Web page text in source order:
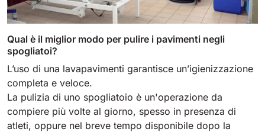
Qual è il miglior modo per pulire i pavimenti negli
spogliatoi?
L’uso di una lavapavimenti garantisce un’igienizzazione
completa e veloce.
La pulizia di uno spogliatoio è un'operazione da
compiere più volte al giorno, spesso in presenza di
atleti, oppure nel breve tempo disponibile dopo la